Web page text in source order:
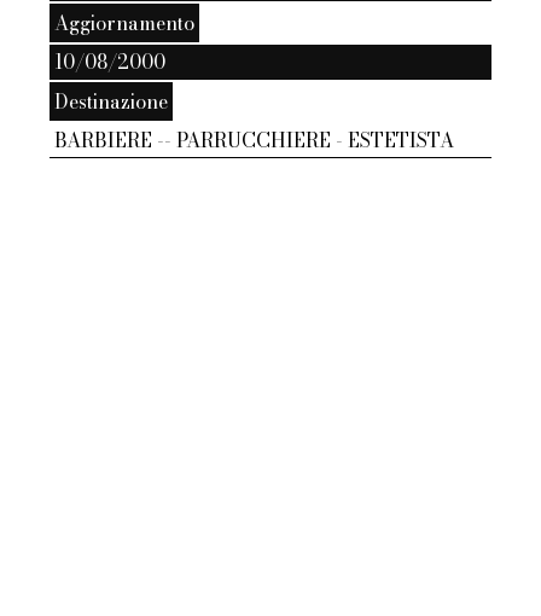
Aggiornamento
10/08/2000
Destinazione
BARBIERE -- PARRUCCHIERE - ESTETISTA